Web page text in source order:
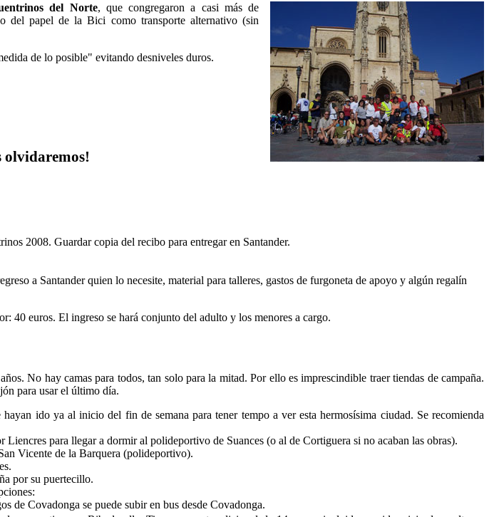
del Norte, que congregaron a casi más de
del papel de la Bici como transporte alternativo (sin
de lo posible" evitando desniveles duros.
olvidaremos!
2008. Guardar copia del recibo para entregar en Santander.
a Santander quien lo necesite, material para talleres, gastos de furgoneta de apoyo y algún regalín
40 euros. El ingreso se hará conjunto del adulto y los menores a cargo.
No hay camas para todos, tan solo para la mitad. Por ello es imprescindible traer tiendas de campaña.
para usar el último día.
ido ya al inicio del fin de semana para tener tempo a ver esta hermosísima ciudad. Se recomienda
para llegar a dormir al polideportivo de Suances (o al de Cortiguera si no acaban las obras).
Vicente de la Barquera (polideportivo).
por su puertecillo.
de Covadonga se puede subir en bus desde Covadonga.